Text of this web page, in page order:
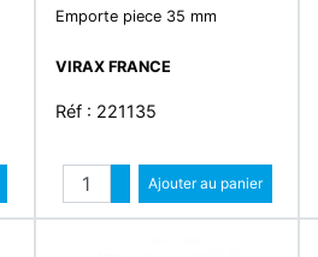
Emporte piece 35 mm
VIRAX FRANCE
Réf : 221135
Quantité
Augmenter quantité
Diminuer quantité
Ajouter au panier